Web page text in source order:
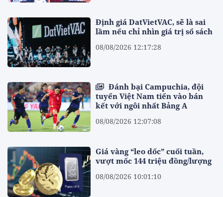
Định giá DatVietVAC, sẽ là sai
lầm nếu chỉ nhìn giá trị sổ sách
08/08/2026 12:17:28
Đánh bại Campuchia, đội
tuyển Việt Nam tiến vào bán
kết với ngôi nhất Bảng A
08/08/2026 12:07:08
Giá vàng “leo dốc” cuối tuần,
vượt mốc 144 triệu đồng/lượng
08/08/2026 10:01:10